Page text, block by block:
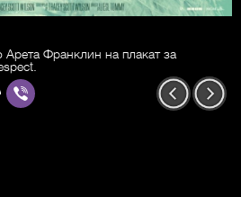
Франклин на плакат за